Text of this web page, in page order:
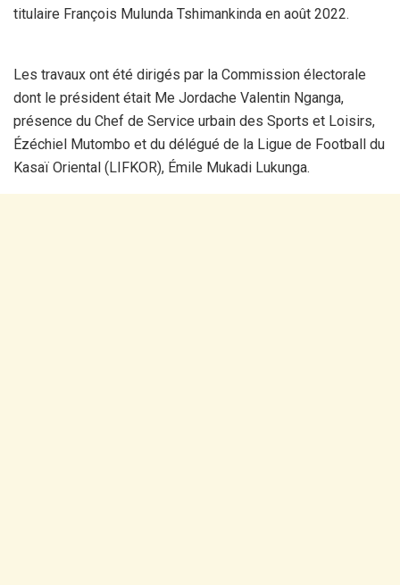
titulaire François Mulunda Tshimankinda en août 2022.
Les travaux ont été dirigés par la Commission électorale
dont le président était Me Jordache Valentin Nganga,
présence du Chef de Service urbain des Sports et Loisirs,
Ézéchiel Mutombo et du délégué de la Ligue de Football du
Kasaï Oriental (LIFKOR), Émile Mukadi Lukunga.